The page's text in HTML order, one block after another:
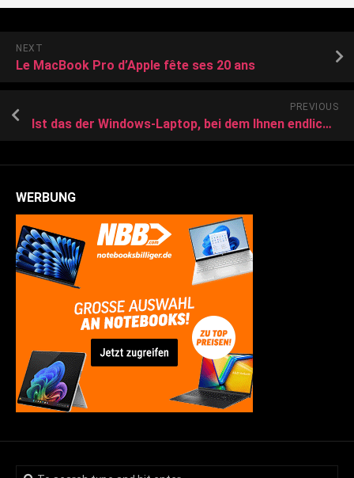
NEXT
Le MacBook Pro d’Apple fête ses 20 ans
PREVIOUS
Ist das der Windows-Laptop, bei dem Ihnen endlich nichts mehr entgeht?
WERBUNG